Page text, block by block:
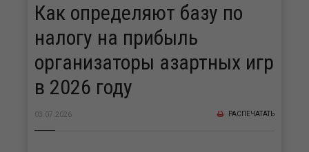
Как определяют базу по
налогу на прибыль
организаторы азартных игр
в 2026 году
03.07.2026 РАСПЕЧАТАТЬ